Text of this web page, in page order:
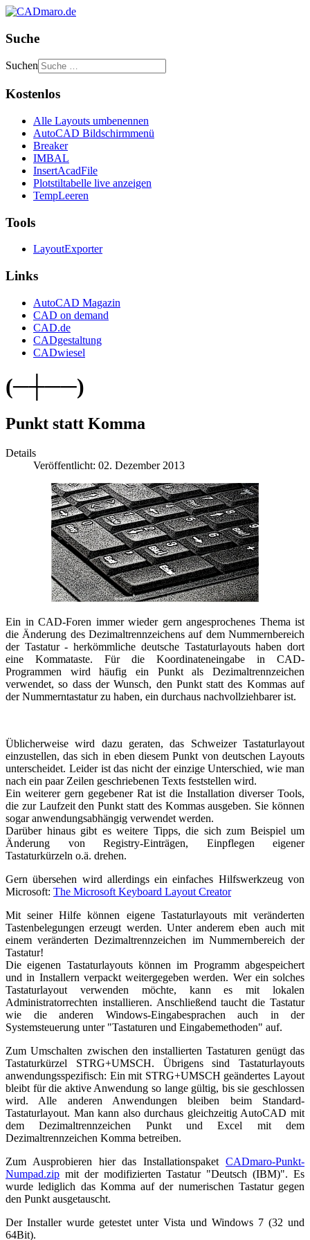
Suche
Suchen
Kostenlos
Alle Layouts umbenennen
AutoCAD Bildschirmmenü
Breaker
IMBAL
InsertAcadFile
Plotstiltabelle live anzeigen
TempLeeren
Tools
LayoutExporter
Links
AutoCAD Magazin
CAD on demand
CAD.de
CADgestaltung
CADwiesel
(─┼──)
Punkt statt Komma
Details
Veröffentlicht: 02. Dezember 2013
Ein in CAD-Foren immer wieder gern angesprochenes Thema ist
die Änderung des Dezimaltrennzeichens auf dem Nummernbereich
der Tastatur - herkömmliche deutsche Tastaturlayouts haben dort
eine Kommataste. Für die Koordinateneingabe in CAD-
Programmen wird häufig ein Punkt als Dezimaltrennzeichen
verwendet, so dass der Wunsch, den Punkt statt des Kommas auf
der Nummerntastatur zu haben, ein durchaus nachvollziehbarer ist.
Üblicherweise wird dazu geraten, das Schweizer Tastaturlayout
einzustellen, das sich in eben diesem Punkt von deutschen Layouts
unterscheidet. Leider ist das nicht der einzige Unterschied, wie man
nach ein paar Zeilen geschriebenen Texts feststellen wird.
Ein weiterer gern gegebener Rat ist die Installation diverser Tools,
die zur Laufzeit den Punkt statt des Kommas ausgeben. Sie können
sogar anwendungsabhängig verwendet werden.
Darüber hinaus gibt es weitere Tipps, die sich zum Beispiel um
Änderung von Registry-Einträgen, Einpflegen eigener
Tastaturkürzeln o.ä. drehen.
Gern übersehen wird allerdings ein einfaches Hilfswerkzeug von
Microsoft: The Microsoft Keyboard Layout Creator
Mit seiner Hilfe können eigene Tastaturlayouts mit veränderten
Tastenbelegungen erzeugt werden. Unter anderem eben auch mit
einem veränderten Dezimaltrennzeichen im Nummernbereich der
Tastatur!
Die eigenen Tastaturlayouts können im Programm abgespeichert
und in Installern verpackt weitergegeben werden. Wer ein solches
Tastaturlayout verwenden möchte, kann es mit lokalen
Administratorrechten installieren. Anschließend taucht die Tastatur
wie die anderen Windows-Eingabesprachen auch in der
Systemsteuerung unter "Tastaturen und Eingabemethoden" auf.
Zum Umschalten zwischen den installierten Tastaturen genügt das
Tastaturkürzel STRG+UMSCH. Übrigens sind Tastaturlayouts
anwendungsspezifisch: Ein mit STRG+UMSCH geändertes Layout
bleibt für die aktive Anwendung so lange gültig, bis sie geschlossen
wird. Alle anderen Anwendungen bleiben beim Standard-
Tastaturlayout. Man kann also durchaus gleichzeitig AutoCAD mit
dem Dezimaltrennzeichen Punkt und Excel mit dem
Dezimaltrennzeichen Komma betreiben.
Zum Ausprobieren hier das Installationspaket CADmaro-Punkt-
Numpad.zip mit der modifizierten Tastatur "Deutsch (IBM)". Es
wurde lediglich das Komma auf der numerischen Tastatur gegen
den Punkt ausgetauscht.
Der Installer wurde getestet unter Vista und Windows 7 (32 und
64Bit).